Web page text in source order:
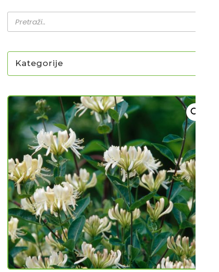
Kategorije
SADNICE
UKRASNO BILJE I TRAJNICE
GRMOVI/DRVEĆE
HIT SEZONE*** VRTNI SLJEZOVI
UKRASNE TRAVE
HORTENZIJE
LJEKOVITO I ZAČINSKO
VOĆE / BOBIČASTO VOĆE
Sjeme
Sjeme povrća